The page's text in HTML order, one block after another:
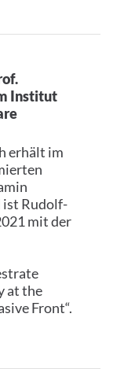
Institut
erhält im
ist Rudolf-
mit der
at the
Front“.